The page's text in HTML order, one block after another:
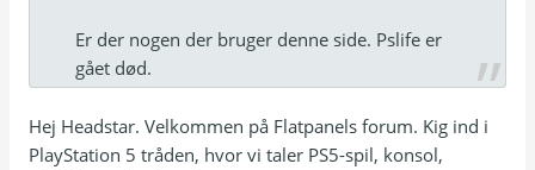
Er der nogen der bruger denne side. Pslife er
gået død.
Hej Headstar. Velkommen på Flatpanels forum. Kig ind i
PlayStation 5 tråden, hvor vi taler PS5-spil, konsol,